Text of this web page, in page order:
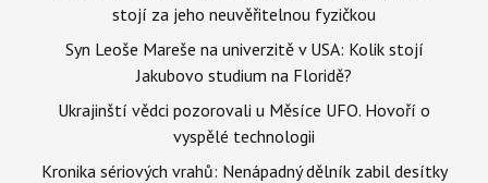
stojí za jeho neuvěřitelnou fyzičkou
Syn Leoše Mareše na univerzitě v USA: Kolik stojí
Jakubovo studium na Floridě?
Ukrajinští vědci pozorovali u Měsíce UFO. Hovoří o
vyspělé technologii
Kronika sériových vrahů: Nenápadný dělník zabil desítky